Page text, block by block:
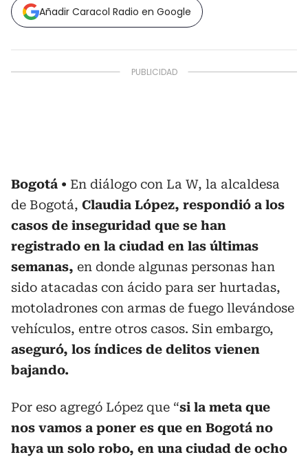
Añadir Caracol Radio en Google
Bogotá
En diálogo con La W, la alcaldesa
de Bogotá, Claudia López, respondió a los
casos de inseguridad que se han
registrado en la ciudad en las últimas
semanas, en donde algunas personas han
sido atacadas con ácido para ser hurtadas,
motoladrones con armas de fuego llevándose
vehículos, entre otros casos. Sin embargo,
aseguró, los índices de delitos vienen
bajando.
Por eso agregó López que “si la meta que
nos vamos a poner es que en Bogotá no
haya un solo robo, en una ciudad de ocho